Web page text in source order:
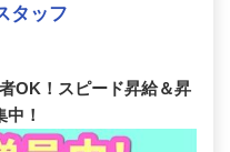
タッフ
OK！スピード昇給＆昇
！